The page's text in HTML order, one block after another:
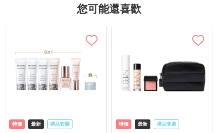
您可能還喜歡
特價 最新 禮品套裝 特價 最新 禮品套裝